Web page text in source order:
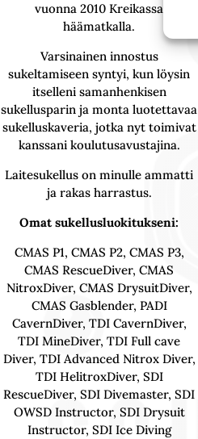
vuonna 2010 Kreikassa
häämatkalla.
Varsinainen innostus
sukeltamiseen syntyi, kun löysin
itselleni samanhenkisen
sukellusparin ja monta luotettavaa
sukelluskaveria, jotka nyt toimivat
kanssani koulutusavustajina.
Laitesukellus on minulle ammatti
ja rakas harrastus.
Omat sukellusluokitukseni:
CMAS P1, CMAS P2, CMAS P3,
CMAS RescueDiver, CMAS
NitroxDiver, CMAS DrysuitDiver,
CMAS Gasblender, PADI
CavernDiver, TDI CavernDiver,
TDI MineDiver, TDI Full cave
Diver, TDI Advanced Nitrox Diver,
TDI HelitroxDiver, SDI
RescueDiver, SDI Divemaster, SDI
OWSD Instructor, SDI Drysuit
Instructor, SDI Ice Diving